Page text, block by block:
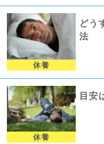
休養
どう
法
休養
目安